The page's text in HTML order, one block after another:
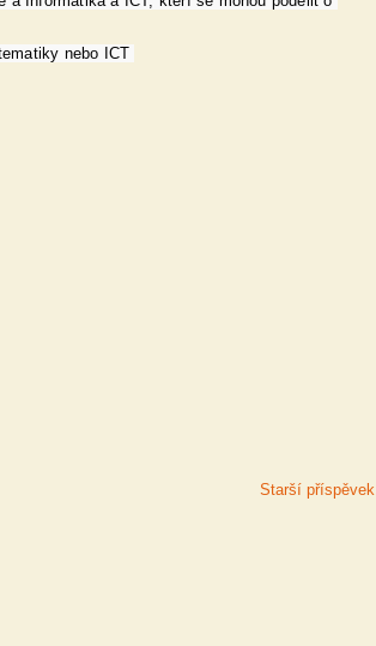
nebo ICT
Starší příspěvek